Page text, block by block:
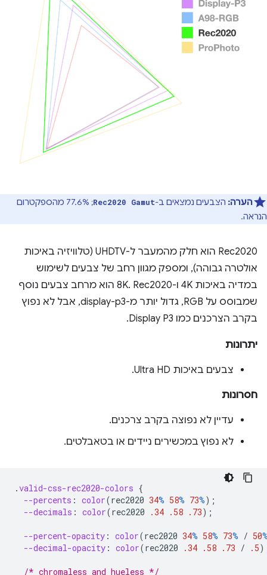
הערה: הצבעים נמצאים ב-Rec2020 Gamut
; 77.6% מהספקטרום
הנראה.
Rec2020 הוא חלק מהמעבר ל-UHDTV (טלוויזיה באיכות
אולטרה גבוהה), ומספק מגוון רחב של צבעים לשימוש
במדיה באיכות 4K ו-8K. Rec2020 הוא מרחב צבעים נוסף
שמבוסס על RGB, גדול יותר מ-display-p3, אבל לא נפוץ
בקרב הצרכנים כמו Display P3.
יתרונות
צבעים באיכות Ultra HD.
חסרונות
עדיין לא נפוצה בקרב צרכנים.
לא נפוץ במכשירים ניידים או בטאבלטים.
.valid-css-rec2020-colors {
--percents : color(rec2020 34% 58% 73%);
--decimals : color(rec2020 .34 .58 .73);
--percent-opacity : color(rec2020 34% 58% 73% / 50
--decimal-opacity : color(rec2020 .34 .58 .73 / .5
/* chromaless and hueless */